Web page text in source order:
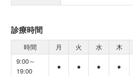
診療時間
時間 月 火 水 木
9:00～
19:00
● ● ● ●